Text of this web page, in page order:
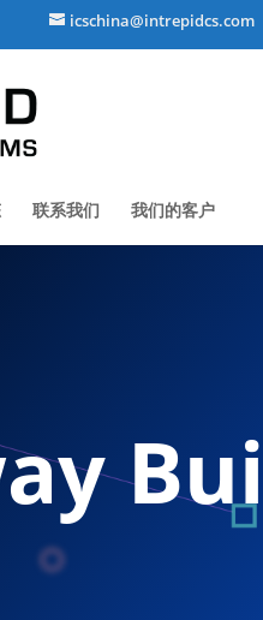
icschina@intrepidcs.com
联系我们 我们的客户